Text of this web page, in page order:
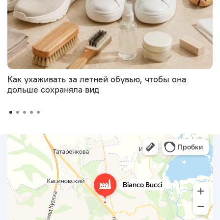
Как ухаживать за летней обувью, чтобы она
дольше сохраняла вид